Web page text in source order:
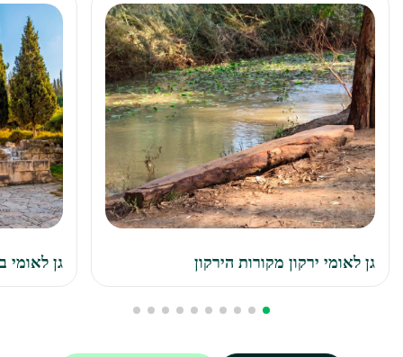
גן לאומי ירקון מקורות הירקון גן לאומי